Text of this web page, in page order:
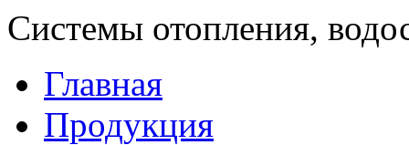
Системы отопления,
Главная
Продукция